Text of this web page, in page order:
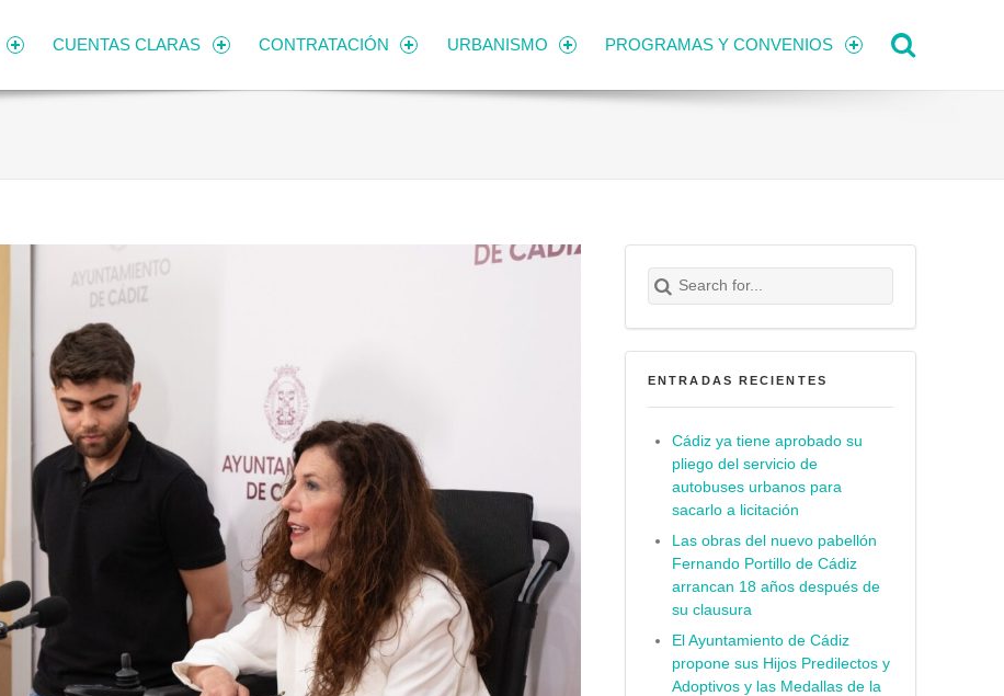
CUENTAS CLARAS CONTRATACIÓN URBANISMO PROGRAMAS Y CONVENIOS
Search for:
Buscar
ENTRADAS RECIENTES
Cádiz ya tiene aprobado su
pliego del servicio de
autobuses urbanos para
sacarlo a licitación
Las obras del nuevo pabellón
Fernando Portillo de Cádiz
arrancan 18 años después de
su clausura
El Ayuntamiento de Cádiz
propone sus Hijos Predilectos y
Adoptivos y las Medallas de la